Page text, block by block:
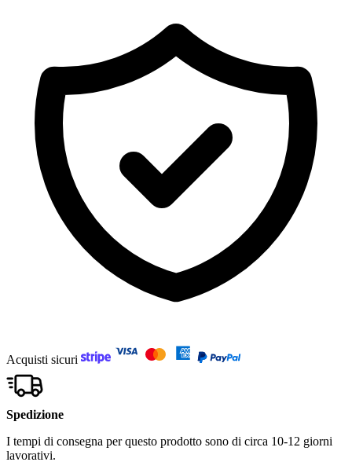
Acquisti sicuri
Spedizione
I tempi di consegna per questo prodotto sono di circa 10-12 giorni
lavorativi.